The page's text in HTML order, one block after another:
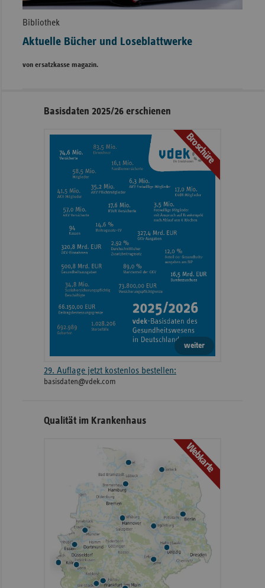
Bibliothek
Aktuelle Bücher und Loseblattwerke
von ersatzkasse magazin.
Seitennavigation
Seitenleiste
Informationen
Basisdaten 2025/26 erschienen
Broschüre
weiter
29. Auflage jetzt kostenlos bestellen:
basisdaten@vdek.com
Qualität im Krankenhaus
Webkarte